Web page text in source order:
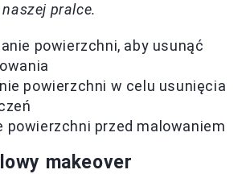
pralce.
powierzchni, aby usunąć
powierzchni w celu usunięcia
powierzchni przed malowaniem
makeover